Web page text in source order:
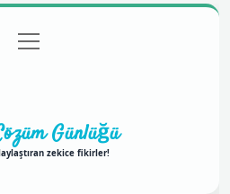
Politikası
menüyü
aç
Günlüğü
zekice fikirler!